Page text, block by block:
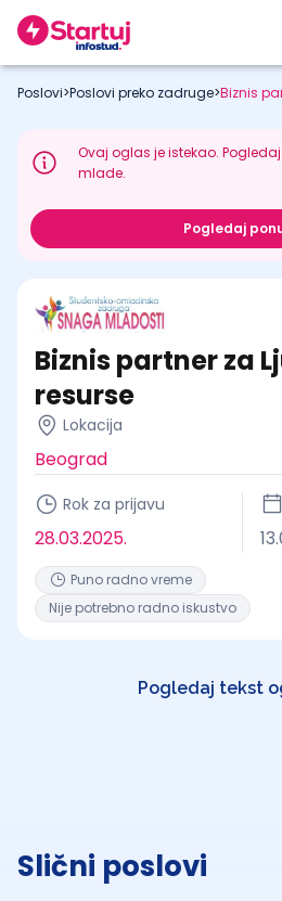
Poslovi>Poslovi preko zadruge>Biznis
Ovaj oglas je istekao.
mlade.
Pogledaj
Biznis partner za
resurse
Lokacija
Beograd
Rok za prijavu
28.03.2025.
Puno radno vreme
Nije potrebno radno iskustvo
Pogledaj tekst
Slični poslovi